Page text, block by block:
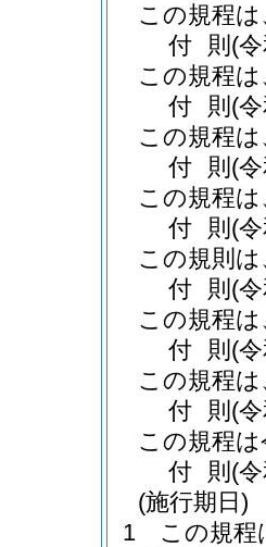
この規程
付 則 (
この規程
付 則 (
この規程
付 則 (
この規程
付 則 (
この規則
付 則 (
この規程
付 則 (
この規程
付 則 (
この規程
付 則 (
(施行期日)
1
この規程